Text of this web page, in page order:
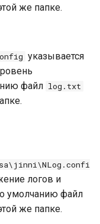
же папке.
указывается
файл log.txt
логов и
умолчанию файл
же папке.